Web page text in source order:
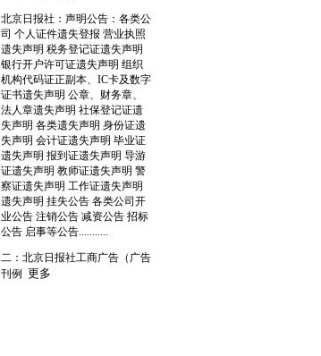
北京日报社： 声明公告：各类公
司 个人证件遗失登报 营业执照
遗失声明 税务登记证遗失声明
银行开户许可证遗失声明 组织
机构代码证正副本、IC卡及数字
证书遗失声明 公章、财务章、
法人章遗失声明 社保登记证遗
失声明 各类遗失声明 身份证遗
失声明 会计证遗失声明 毕业证
遗失声明 报到证遗失声明 导游
证遗失声明 教师证遗失声明 警
察证遗失声明 工作证遗失声明
遗失声明 挂失公告 各类公司开
业公告 注销公告 减资公告 招标
公告 启事等公告...........
二：北京日报社工商广告（广告
刊例 更多